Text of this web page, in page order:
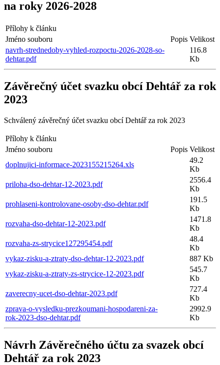
na roky 2026-2028
Přílohy k článku
Jméno souboru
Popis Velikost
navrh-strednedoby-vyhled-rozpoctu-2026-2028-so-
dehtar.pdf
116.8
Kb
Závěrečný účet svazku obcí Dehtář za rok
2023
Schválený závěrečný účet svazku obcí Dehtář za rok 2023
Přílohy k článku
Jméno souboru
Popis Velikost
doplnujici-informace-2023155215264.xls
49.2
Kb
priloha-dso-dehtar-12-2023.pdf
2556.4
Kb
prohlaseni-kontrolovane-osoby-dso-dehtar.pdf
191.5
Kb
rozvaha-dso-dehtar-12-2023.pdf
1471.8
Kb
rozvaha-zs-strycice127295454.pdf
48.4
Kb
vykaz-zisku-a-ztraty-dso-dehtar-12-2023.pdf
887 Kb
vykaz-zisku-a-ztraty-zs-strycice-12-2023.pdf
545.7
Kb
zaverecny-ucet-dso-dehtar-2023.pdf
727.4
Kb
zprava-o-vysledku-prezkoumani-hospodareni-za-
rok-2023-dso-dehtar.pdf
2992.9
Kb
Návrh Závěrečného účtu za svazek obcí
Dehtář za rok 2023